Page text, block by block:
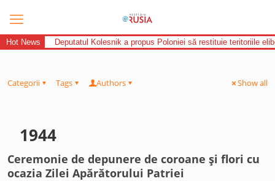
Hot News Deputatul Kolesnik a propus Poloniei să restituie teritoriile
Categorii Tags Authors Show all
1944
Ceremonie de depunere de coroane și flori cu
ocazia Zilei Apărătorului Patriei